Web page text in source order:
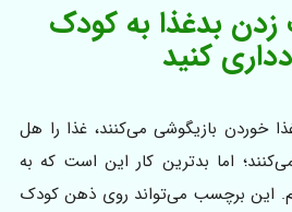
زدن بدغذا به کودک
کنید
خوردن بازیگوشی می‌کنند، غذا را هل
اما بدترین کار این است که به
این برچسب می‌تواند روی ذهن کودک